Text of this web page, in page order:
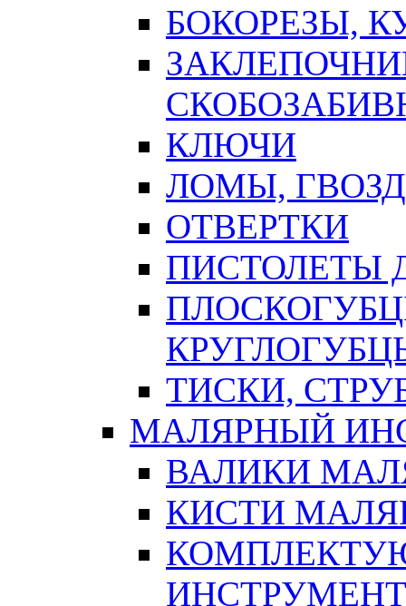
БОКОРЕЗЫ,
КЛЮЧИ
ЛОМЫ,
ОТВЕРТКИ
ПИСТОЛЕТЫ
ТИСКИ,
МАЛЯРНЫЙ
ВАЛИКИ
КИСТИ